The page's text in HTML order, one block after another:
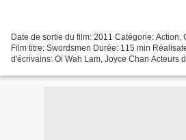
Date de sortie du film: 2011 Catégorie: Action,
Film titre: Swordsmen Durée: 115 min
d'écrivains: Oi Wah Lam, Joyce Chan Acteurs